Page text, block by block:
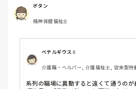
②系列の他職場に移動する
皆さんならどうしますか？
ボタン
精神保健福祉士
ベテルギウスⅡ
介護職・ヘルパー, 介護福祉士, 従来型特
ット型特養
系列の職場に異動すると遠くて通うの